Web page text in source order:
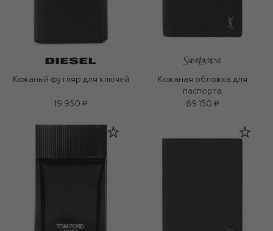
Кожаный футляр для ключей
19 950 ₽
Кожаная обложка для
паспорта
69 150 ₽